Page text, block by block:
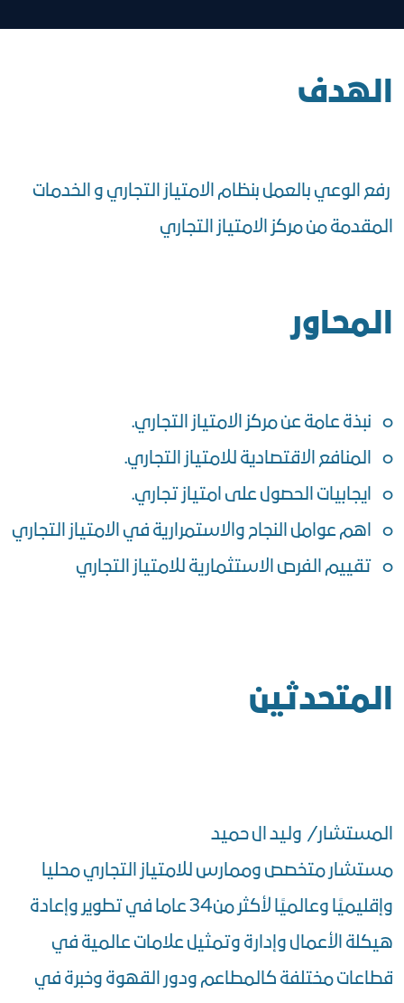
الهدف
رفع الوعي بالعمل بنظام الامتياز التجاري و الخدمات
المقدمة من مركز الامتياز التجاري
المحاور
o نبذة عامة عن مركز الامتياز التجاري.
o المنافع الاقتصادية للامتياز التجاري.
o ايجابيات الحصول على امتياز تجاري.
o اهم عوامل النجاح والاستمرارية في الامتياز التجاري
o تقييم الفرص الاستثمارية للامتياز التجاري
المتحدثين
المستشار/ وليد ال حميد
مستشار متخصص وممارس للامتياز التجاري محليا
وإقليميًا وعالميًا لأكثر من34 عاما في تطوير وإعادة
هيكلة الأعمال وإدارة وتمثيل علامات عالمية في
قطاعات مختلفة كالمطاعم ودور القهوة وخبرة في